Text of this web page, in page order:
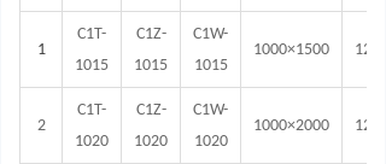
1
C1T-
1015
C1Z-
1015
C1W-
1015
1000×1500
2
C1T-
1020
C1Z-
1020
C1W-
1020
1000×2000